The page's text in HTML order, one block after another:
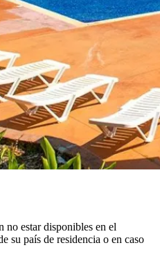
no estar disponibles en el
su país de residencia o en caso